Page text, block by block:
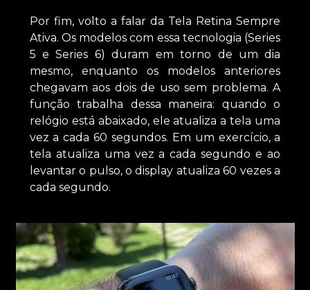
Por fim, volto a falar da Tela Retina Sempre
Ativa. Os modelos com essa tecnologia (Series
5 e Series 6) duram em torno de um dia
mesmo, enquanto os modelos anteriores
chegavam aos dois de uso sem problema. A
função trabalha dessa maneira: quando o
relógio está abaixado, ele atualiza a tela uma
vez a cada 60 segundos. Em um exercício, a
tela atualiza uma vez a cada segundo e ao
levantar o pulso, o display atualiza 60 vezes a
cada segundo.